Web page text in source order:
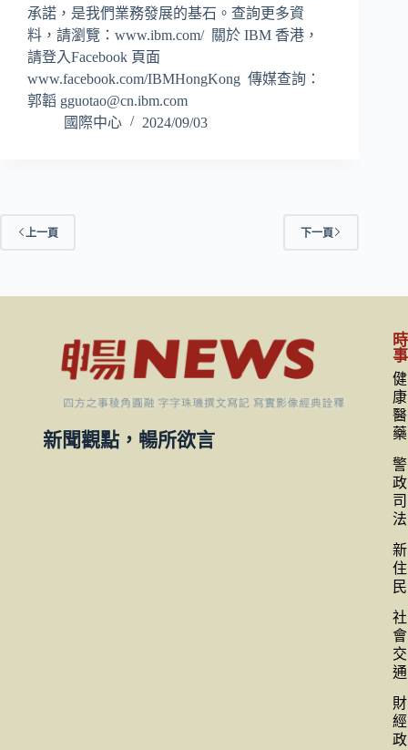
承諾，是我們業務發展的基石。查詢更多資
料，請瀏覽：www.ibm.com/ 關於 IBM 香港，
請登入Facebook 頁面
www.facebook.com/IBMHongKong 傳媒查詢：
郭韜 gguotao@cn.ibm.com
國際中心
2024/09/03
上一頁 下一頁
新聞觀點，暢所欲言
時
事
健
康
醫
藥
警
政
司
法
新
住
民
社
會
交
通
財
經
政